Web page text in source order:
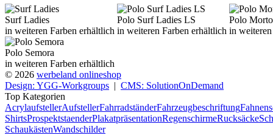
Surf Ladies
in weiteren Farben erhältlich
Polo Surf Ladies LS
in weiteren Farben erhältlich
Polo
in
Polo Semora
in weiteren Farben erhältlich
© 2026 werbeland onlineshop
Design: YGG-Workgroups | CMS: SolutionOnDemand
Top Kategorien
AcrylaufstellerAufstellerFahrradständerFahrzeugbeschriftung
ShirtsProspektstaenderPlakatpräsentationRegenschirmeRucksäcke
SchaukästenWandschilder